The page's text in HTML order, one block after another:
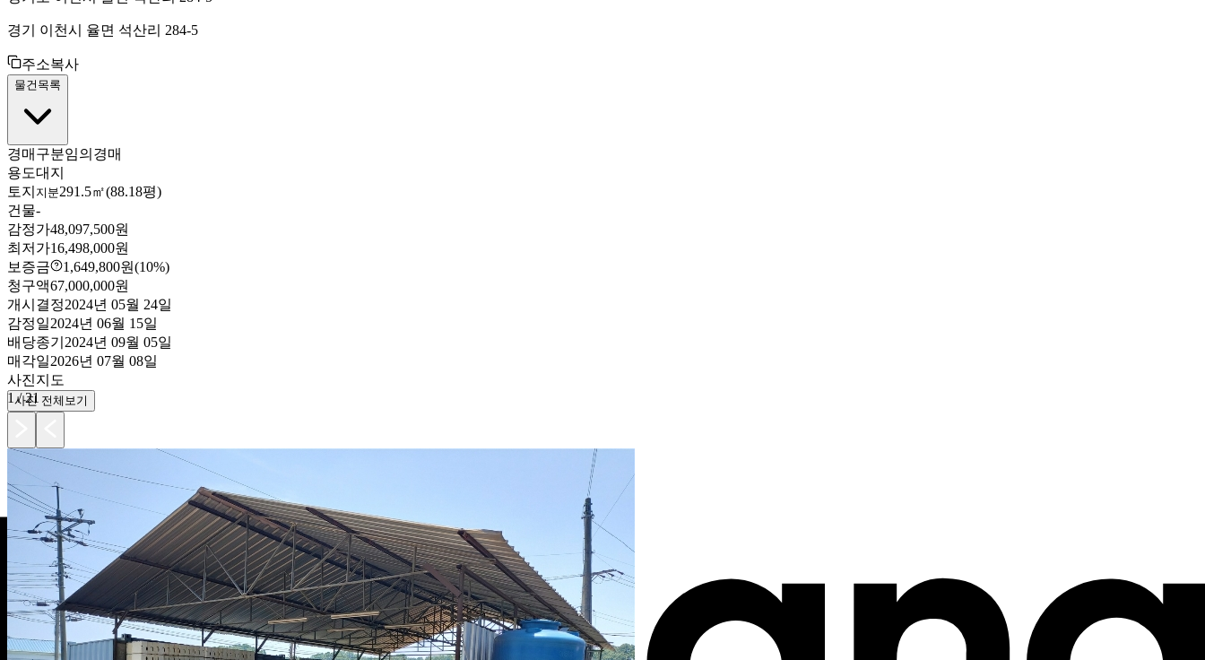
경기 이천시 율면 석산리 284-5
주소복사
물건목록
경매구분임의경매
용도대지
토지 지분291.5㎡(88.18평)
건물-
감정가48,097,500원
최저가16,498,000원
보증금
1,649,800원(10%)
청구액67,000,000원
개시결정2024년 05월 24일
감정일2024년 06월 15일
배당종기 2024년 09월 05일
매각일2026년 07월 08일
사진지도
1 /21
사진 전체보기